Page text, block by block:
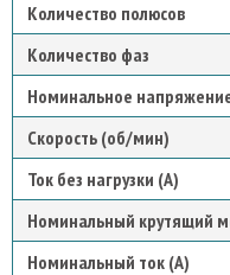
Количество полюсов
Количество фаз
Номинальное
Скорость (об/мин)
Ток без нагрузки (А)
Номинальный крутящий
Номинальный ток (A)